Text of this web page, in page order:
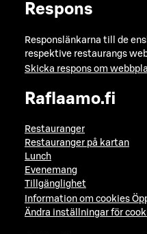
Respons
Responslänkarna till de
respektive restaurangs
Skicka respons om
Raflaamo.fi
Restauranger
Restauranger på kartan
Lunch
Evenemang
Tillgänglighet
Information om cookies
Ändra inställningar för